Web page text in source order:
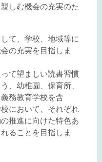
しむ機会の充実のた
て、学校、地域等に
の充実を目指しま
て望ましい読書習慣
、幼稚園、保育所、
務教育学校を含
において、それぞれ
推進に向けた特色あ
ることを目指しま